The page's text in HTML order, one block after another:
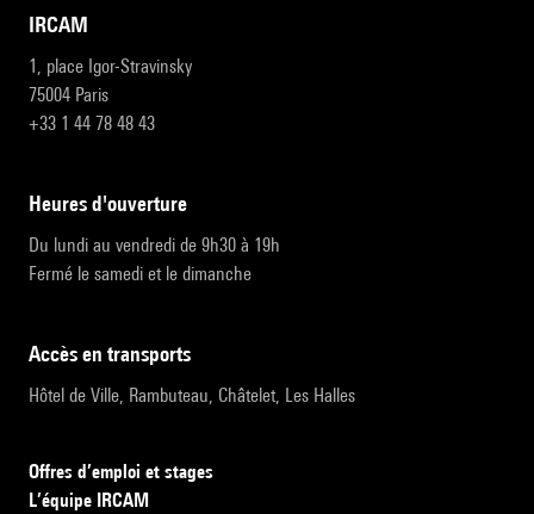
IRCAM
1, place Igor-Stravinsky
75004 Paris
+33 1 44 78 48 43
heures d'ouverture
Du lundi au vendredi de 9h30 à 19h
Fermé le samedi et le dimanche
accès en transports
Hôtel de Ville, Rambuteau, Châtelet, Les Halles
Offres d’emploi et stages
L’équipe IRCAM